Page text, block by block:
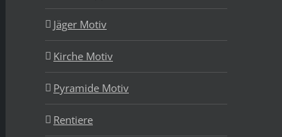
Jäger Motiv
Kirche Motiv
Pyramide Motiv
Rentiere